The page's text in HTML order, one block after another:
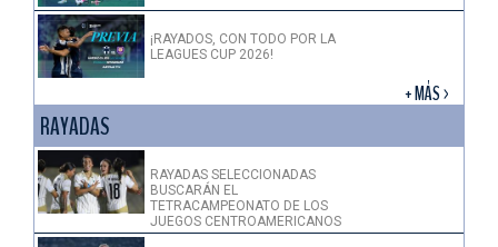
¡RAYADOS, CON TODO POR LA
LEAGUES CUP 2026!
+ MÁS >
RAYADAS
RAYADAS SELECCIONADAS
BUSCARÁN EL
TETRACAMPEONATO DE LOS
JUEGOS CENTROAMERICANOS